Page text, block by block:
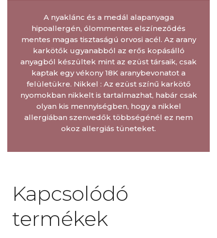
A nyaklánc és a medál alapanyaga
hipoallergén, ólommentes elszíneződés
mentes magas tisztaságú orvosi acél. Az arany
karkötők ugyanabból az erős kopásálló
anyagból készültek mint az ezüst társaik, csak
kaptak egy vékony 18K aranybevonatot a
felületükre. Nikkel : Az ezüst színű karkötő
nyomokban nikkelt is tartalmazhat, habár csak
olyan kis mennyiségben, hogy a nikkel
allergiában szenvedők többségénél ez nem
okoz allergiás tüneteket.
Kapcsolódó
termékek